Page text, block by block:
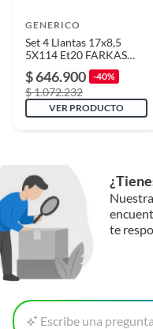
GENERICO
Set 4 Llantas 17x8,5
5X114 Et20 FARKAS
$ 646.900 -40%
$ 1.072.232
VER PRODUCTO
te
Escribe una pregunta